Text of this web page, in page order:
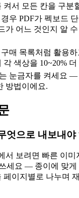
켜서 모든 칸을 구분
우 PDF가 펙보드
가 어느 것인지 알
매 목록처럼 활용
각 색상을 10~20%
눈금자를 켜세요 —
방법이에요.
엇으로 내보내야
서 보려면 빠른 이미
세요 — 종이에 맞게
페이지별로 나누며